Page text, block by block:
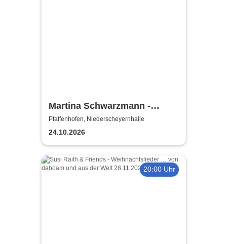
Martina Schwarzmann -
macht was Sie will
Pfaffenhofen, Niederscheyernhalle
24.10.2026
20:00 Uhr